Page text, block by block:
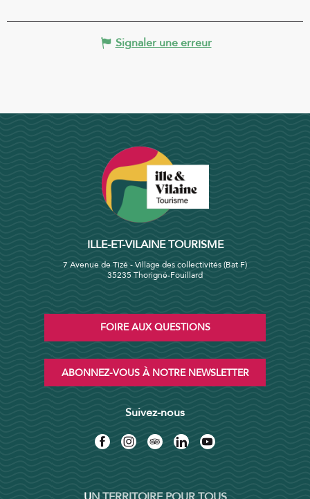
Signaler une erreur
ILLE-ET-VILAINE TOURISME
7 Avenue de Tizé - Village des collectivités (Bat F)
35235 Thorigné-Fouillard
FOIRE AUX QUESTIONS
ABONNEZ-VOUS À NOTRE NEWSLETTER
Suivez-nous